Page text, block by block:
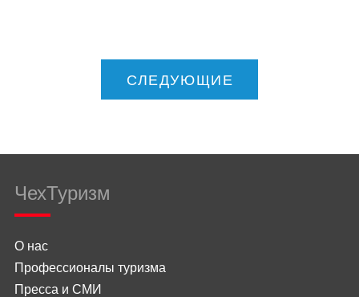
СЛЕДУЮЩИЕ
ЧехТуризм
О нас
Профессионалы туризма
Пресса и СМИ